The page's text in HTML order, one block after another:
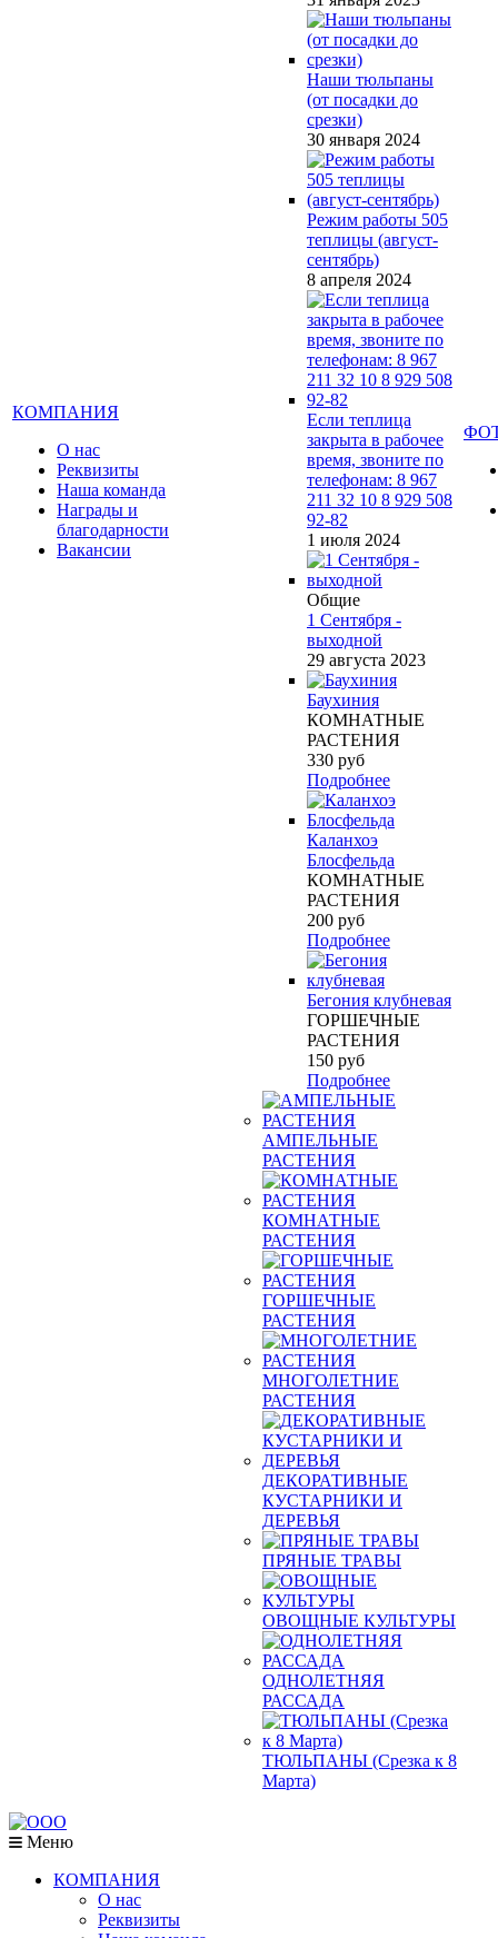
КОМПАНИЯ
О нас
Реквизиты
Наша команда
Награды и
благодарности
Вакансии
Наши тюльпаны
(от посадки до
срезки)
30 января 2024
Режим работы 505
теплицы (август-
сентябрь)
8 апреля 2024
Если теплица
закрыта в рабочее
время, звоните по
телефонам: 8 967
211 32 10 8 929 508
92-82
1 июля 2024
Общие
1 Сентября -
выходной
29 августа 2023
Баухиния
КОМНАТНЫЕ
РАСТЕНИЯ
330 руб
Подробнее
Каланхоэ
Блосфельда
КОМНАТНЫЕ
РАСТЕНИЯ
200 руб
Подробнее
Бегония клубневая
ГОРШЕЧНЫЕ
РАСТЕНИЯ
150 руб
Подробнее
АМПЕЛЬНЫЕ
РАСТЕНИЯ
КОМНАТНЫЕ
РАСТЕНИЯ
ГОРШЕЧНЫЕ
РАСТЕНИЯ
МНОГОЛЕТНИЕ
РАСТЕНИЯ
ДЕКОРАТИВНЫЕ
КУСТАРНИКИ И
ДЕРЕВЬЯ
ПРЯНЫЕ ТРАВЫ
ОВОЩНЫЕ КУЛЬТУРЫ
ОДНОЛЕТНЯЯ
РАССАДА
ТЮЛЬПАНЫ (Срезка к 8
Марта)
Меню
КОМПАНИЯ
О нас
Реквизиты